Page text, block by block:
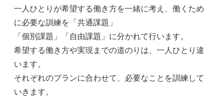
一人ひとりが希望する働き方を一緒に考え、働くため
に必要な訓練を「共通課題」
「個別課題」「自由課題」に分かれて行います。
希望する働き方や実現までの道のりは、一人ひとり違
います。
それぞれのプランに合わせて、必要なことを訓練して
いきます。